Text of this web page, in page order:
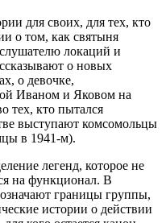
для своих, для тех, кто
о том, как святыня
локаций и
о новых
о девочке,
Иваном и Яковом на
тех, кто пытался
выступают комсомольцы
в 1941-м).
легенд, которое не
на функционал. В
границы группы,
истории о действии